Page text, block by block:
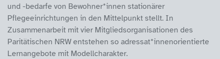
und -bedarfe von Bewohner*innen stationärer
Pflegeeinrichtungen in den Mittelpunkt stellt. In
Zusammenarbeit mit vier Mitgliedsorganisationen des
Paritätischen NRW entstehen so adressat*innenorientierte
Lernangebote mit Modellcharakter.